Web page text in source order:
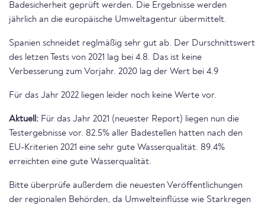
Badesicherheit geprüft werden. Die Ergebnisse werden
jährlich an die europäische Umweltagentur übermittelt.
Spanien schneidet reglmäßig sehr gut ab. Der Durschnittswert
des letzen Tests von 2021 lag bei 4.8. Das ist keine
Verbesserung zum Vorjahr. 2020 lag der Wert bei 4.9
Für das Jahr 2022 liegen leider noch keine Werte vor.
Aktuell: Für das Jahr 2021 (neuester Report) liegen nun die
Testergebnisse vor. 82.5% aller Badestellen hatten nach den
EU-Kriterien 2021 eine sehr gute Wasserqualität. 89.4%
erreichten eine gute Wasserqualität.
Bitte überprüfe außerdem die neuesten Veröffentlichungen
der regionalen Behörden, da Umwelteinflüsse wie Starkregen